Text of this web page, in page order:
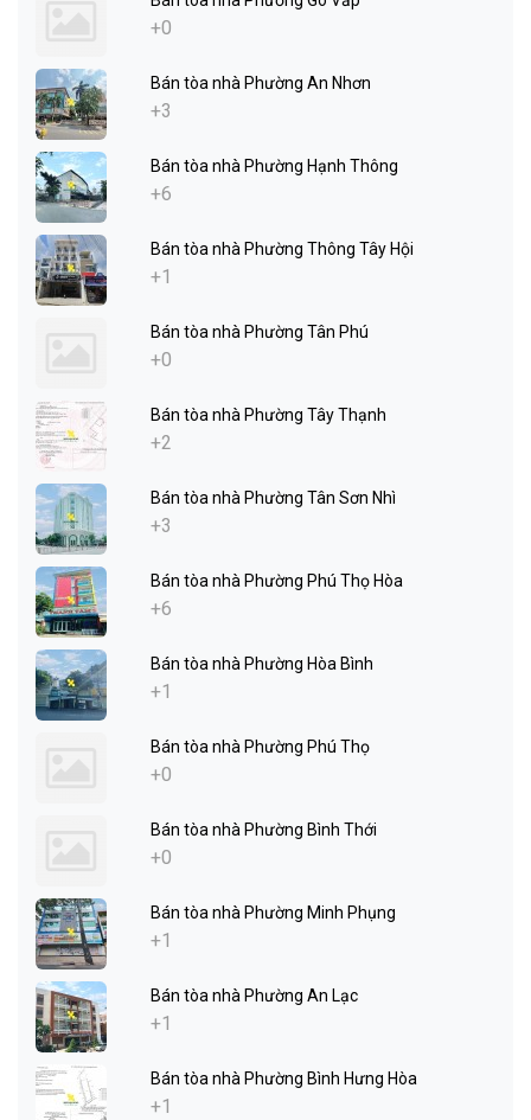
+0
Bán tòa nhà Phường An Nhơn
+3
Bán tòa nhà Phường Hạnh Thông
+6
Bán tòa nhà Phường Thông Tây Hội
+1
Bán tòa nhà Phường Tân Phú
+0
Bán tòa nhà Phường Tây Thạnh
+2
Bán tòa nhà Phường Tân Sơn Nhì
+3
Bán tòa nhà Phường Phú Thọ Hòa
+6
Bán tòa nhà Phường Hòa Bình
+1
Bán tòa nhà Phường Phú Thọ
+0
Bán tòa nhà Phường Bình Thới
+0
Bán tòa nhà Phường Minh Phụng
+1
Bán tòa nhà Phường An Lạc
+1
Bán tòa nhà Phường Bình Hưng Hòa
+1